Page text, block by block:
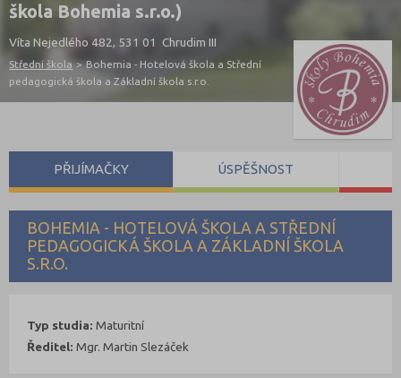
škola Bohemia s.r.o.)
Víta Nejedlého 482, 531 01 Chrudim III
Střední škola > Bohemia - Hotelová škola a Střední
pedagogická škola a Základní škola s.r.o.
BOHEMIA - HOTELOVÁ ŠKOLA A STŘEDNÍ
PEDAGOGICKÁ ŠKOLA A ZÁKLADNÍ ŠKOLA
S.R.O.
Typ studia: Maturitní
Ředitel: Mgr. Martin Slezáček
PŘIJÍMAČKY ÚSPĚŠNOST